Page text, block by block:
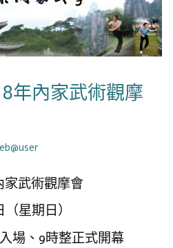
年內家武術觀摩
家武術觀摩會
星期日）
場、9時整正式開幕